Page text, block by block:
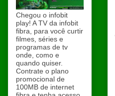
Chegou o infobit
play! A TV da infobit
fibra, para você curtir
filmes, séries e
programas de tv
onde, como e
quando quiser.
Contrate o plano
promocional de
100MB de internet